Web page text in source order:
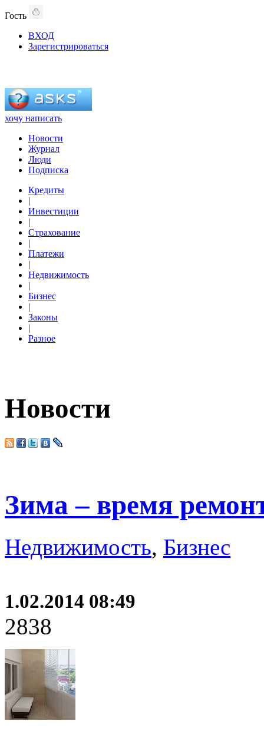
Гость
ВХОД
Зарегистрироваться
хочу написать
Новости
Журнал
Люди
Подписка
Кредиты
|
Инвестиции
|
Страхование
|
Платежи
|
Недвижимость
|
Бизнес
|
Законы
|
Разное
Новости
Зима – время
Недвижимость, Бизнес
1.02.2014 08:49
2838